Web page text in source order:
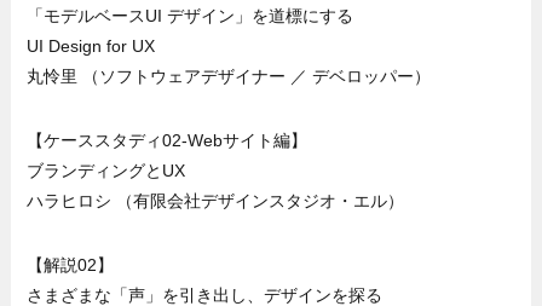
「モデルベースUI デザイン」を道標にする
UI Design for UX
丸怜里 （ソフトウェアデザイナー ／ デベロッパー）
【ケーススタディ02-Webサイト編】
ブランディングとUX
ハラヒロシ （有限会社デザインスタジオ・エル）
【解説02】
さまざまな「声」を引き出し、デザインを探る